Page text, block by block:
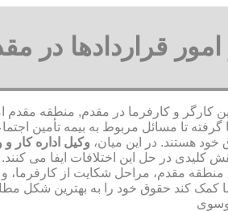
امور قراردادها
کارگر و کارفرما در مقدم, منطقه مقدم
تا مسائل مربوط به بیمه تأمین
خود هستند. در این میان، وکیل اداره کار و
کلیدی در حل این اختلافات ایفا می کنند.
مقدم، مراحل شکایت از کارفرما،
کمک کند حقوق خود را به بهترین شکل